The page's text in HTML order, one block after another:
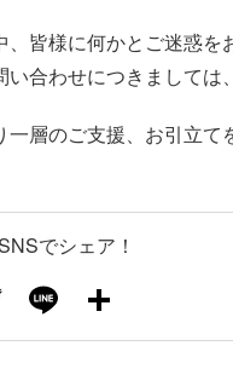
、皆様に何かとご迷惑
い合わせにつきましては
一層のご支援、お引立て
でシェア！
T
wi
Li
n 有